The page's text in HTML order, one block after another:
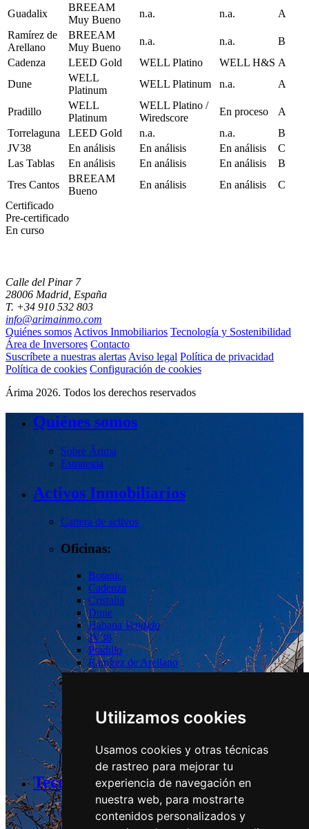
Utilizamos cookies
Usamos cookies y otras técnicas
de rastreo para mejorar tu
experiencia de navegación en
nuestra web, para mostrarte
contenidos personalizados y
Guadalix
BREEAM
Muy Bueno
n.a. n.a.
A
Ramírez de
Arellano
BREEAM
Muy Bueno
n.a. n.a.
B
Cadenza
LEED Gold WELL Platino WELL H&S A
Dune
WELL
Platinum
WELL Platinum n.a. A
Pradillo
WELL
Platinum
WELL Platino /
Wiredscore
En proceso
A
Torrelaguna
LEED Gold n.a. n.a.
B
JV38
En análisis En análisis En análisis
C
Las Tablas
En análisis En análisis En análisis
B
Tres Cantos
BREEAM
Bueno
En análisis En análisis
C
Certificado
Pre-certificado
En curso
Calle del Pinar 7
28006 Madrid, España
T. +34 910 532 803
info@arimainmo.com
Quiénes somos Activos Inmobiliarios Tecnología y Sostenibilidad
Área de Inversores Contacto
Suscríbete a nuestras alertas Aviso legal Política de privacidad
Política de cookies Configuración de cookies
Árima 2026. Todos los derechos reservados
Quiénes somos
Sobre Árima
Estrategia
Activos Inmobiliarios
Cartera de activos
Oficinas:
Botanic
Cadenza
Cristalia
Dune
HabanaVendido
JV38
Pradillo
Ramírez de Arellano
Torrelaguna
Logístico:
Guadalix
Tecnología y Sostenibilidad
Estrategia y Compromisos
Desempeño